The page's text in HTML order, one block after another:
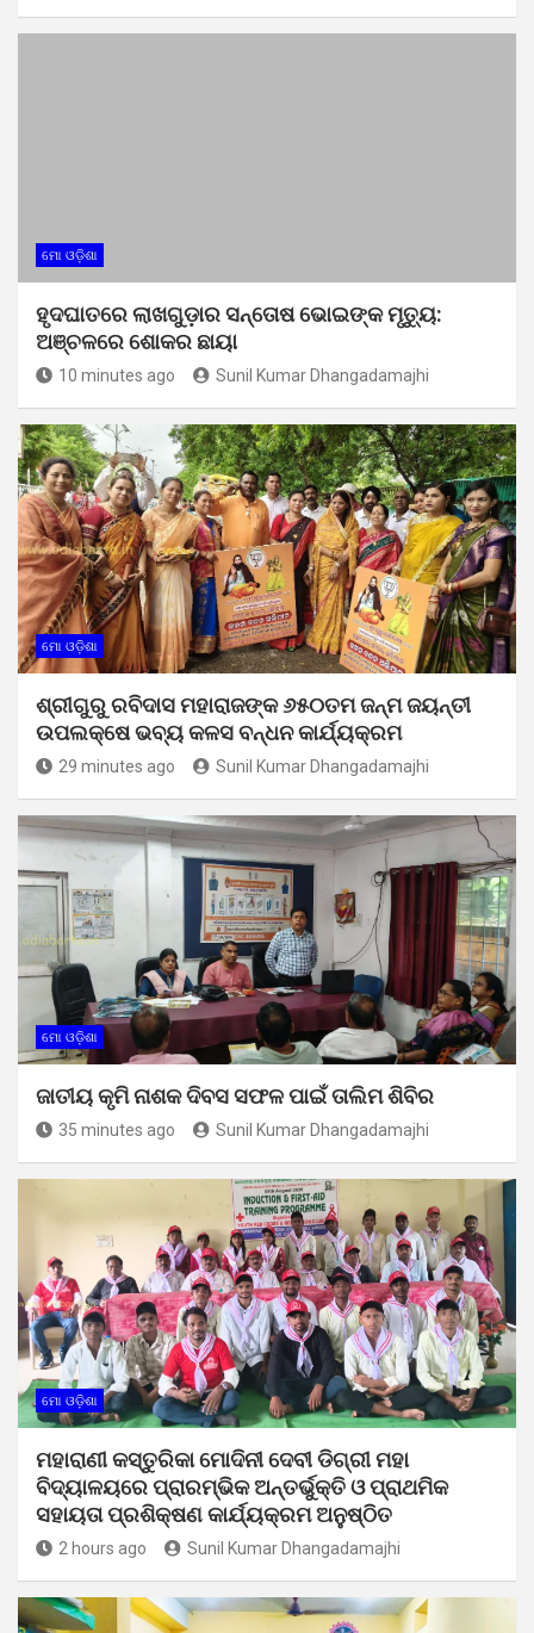
ମୋ ଓଡ଼ିଶା
ହୃଦଘାତରେ ଲାଖଗୁଡ଼ାର ସନ୍ତୋଷ ଭୋଇଙ୍କ ମୃତ୍ୟୁ:
ଅଞ୍ଚଳରେ ଶୋକର ଛାୟା
10 minutes ago Sunil Kumar Dhangadamajhi
ମୋ ଓଡ଼ିଶା
ଶ୍ରୀଗୁରୁ ରବିଦାସ ମହାରାଜଙ୍କ ୬୫୦ତମ ଜନ୍ମ ଜୟନ୍ତୀ
ଉପଲକ୍ଷେ ଭବ୍ୟ କଳସ ବନ୍ଧନ କାର୍ଯ୍ୟକ୍ରମ
29 minutes ago Sunil Kumar Dhangadamajhi
ମୋ ଓଡ଼ିଶା
ଜାତୀୟ କୃମି ନାଶକ ଦିବସ ସଫଳ ପାଇଁ ତାଲିମ ଶିବିର
35 minutes ago Sunil Kumar Dhangadamajhi
ମୋ ଓଡ଼ିଶା
ମହାରାଣୀ କସ୍ତୁରିକା ମୋଦିନୀ ଦେବୀ ଡିଗ୍ରୀ ମହା
ବିଦ୍ୟାଳୟରେ ପ୍ରାରମ୍ଭିକ ଅନ୍ତର୍ଭୁକ୍ତି ଓ ପ୍ରାଥମିକ
ସହାୟତା ପ୍ରଶିକ୍ଷଣ କାର୍ଯ୍ୟକ୍ରମ ଅନୁଷ୍ଠିତ
2 hours ago Sunil Kumar Dhangadamajhi